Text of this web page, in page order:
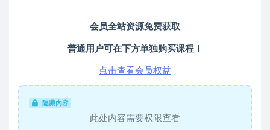
会员全站资源免费获取
普通用户可在下方单独购买课程！
点击查看会员权益
隐藏内容
此处内容需要权限查看